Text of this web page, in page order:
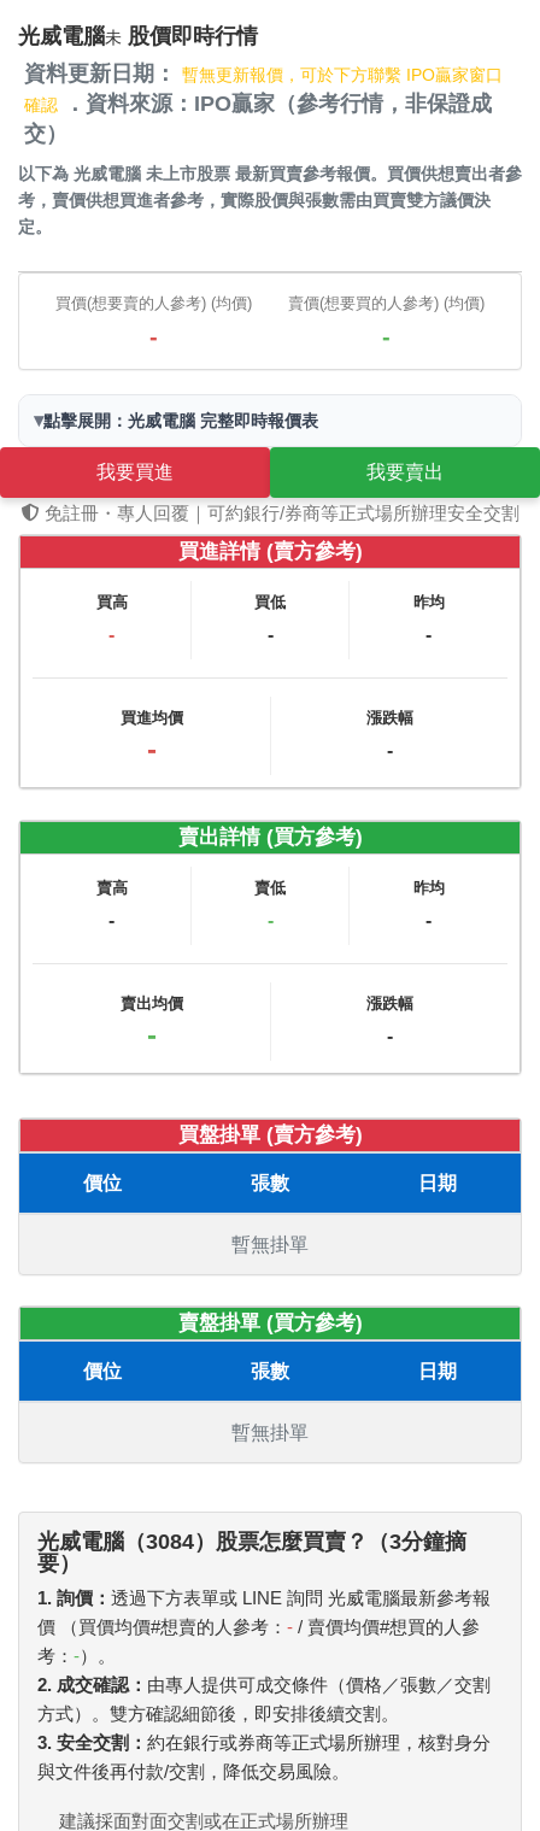
光威電腦未 股價即時行情
資料更新日期：
暫無更新報價，可於下方聯繫 IPO贏家窗口
確認
．資料來源：IPO贏家（參考行情，非保證成
交）
以下為 光威電腦 未上市股票 最新買賣參考報價。買價供想賣出者參
考，賣價供想買進者參考，實際股價與張數需由買賣雙方議價決
定。
買價(想要賣的人參考) (均價)
-
賣價(想要買的人參考) (均價)
-
▾點擊展開：光威電腦 完整即時報價表
我要買進
我要賣出
免註冊・專人回覆｜可約銀行/券商等正式場所辦理安全交割
買進詳情 (賣方參考)
買高
-
買低
-
昨均
-
買進均價
-
漲跌幅
-
賣出詳情 (買方參考)
賣高
-
賣低
-
昨均
-
賣出均價
-
漲跌幅
-
買盤掛單 (賣方參考)
價位 張數 日期
暫無掛單
賣盤掛單 (買方參考)
價位 張數 日期
暫無掛單
光威電腦（3084）股票怎麼買賣？（3分鐘摘
要）
1. 詢價： 透過下方表單或 LINE 詢問 光威電腦最新參考報
價 （買價均價#想賣的人參考： - / 賣價均價#想買的人參
考： -）。
2. 成交確認： 由專人提供可成交條件（價格／張數／交割
方式）。雙方確認細節後，即安排後續交割。
3. 安全交割： 約在銀行或券商等正式場所辦理，核對身分
與文件後再付款/交割，降低交易風險。
建議採面對面交割或在正式場所辦理